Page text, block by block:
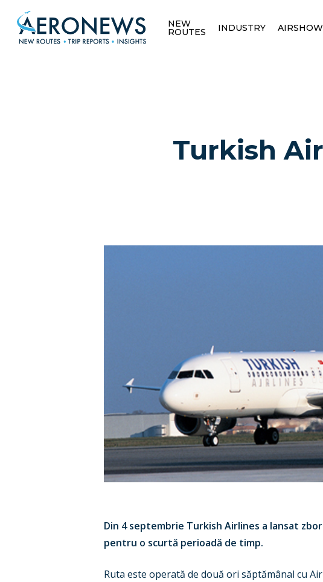
NEW
ROUTES INDUSTRY
Turkish
Din 4 septembrie Turkish Airlines a lansat
pentru o scurtă perioadă de timp.
Ruta este operată de două ori săptămânal cu